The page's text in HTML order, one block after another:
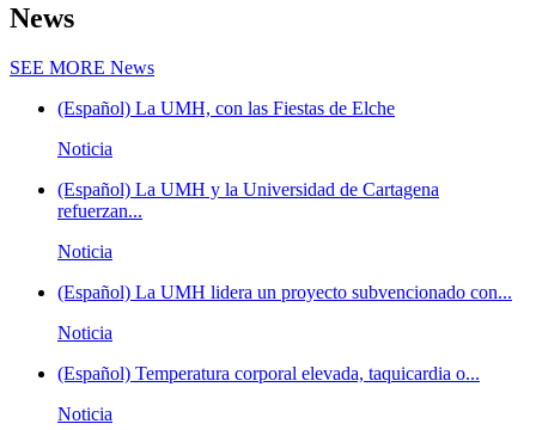
News
SEE MORE News
(Español) La UMH, con las Fiestas de Elche
Noticia
(Español) La UMH y la Universidad de Cartagena
refuerzan...
Noticia
(Español) La UMH lidera un proyecto subvencionado con...
Noticia
(Español) Temperatura corporal elevada, taquicardia o...
Noticia